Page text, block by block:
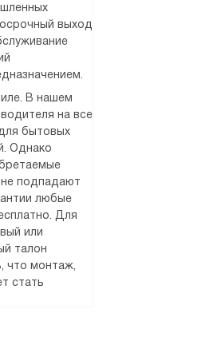
выход
В нашем
на все
бытовых
Однако
подпадают
любые
Для
или
талон
что монтаж,
стать